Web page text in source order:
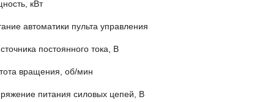
автоматики пульта управления
источника постоянного
вращения, об/
питания силовых